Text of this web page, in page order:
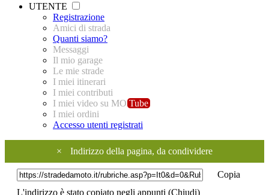
UTENTE
Registrazione
Amici di strada
Quanti siamo?
Messaggi
Il mio garage
Le mie strade
I miei itinerari
I miei contributi
I miei video su MO Tube
I miei ordini
Accesso utenti registrati
× Indirizzo della pagina, da condividere
Copia
L'indirizzo è stato copiato negli appunti (Chiudi)